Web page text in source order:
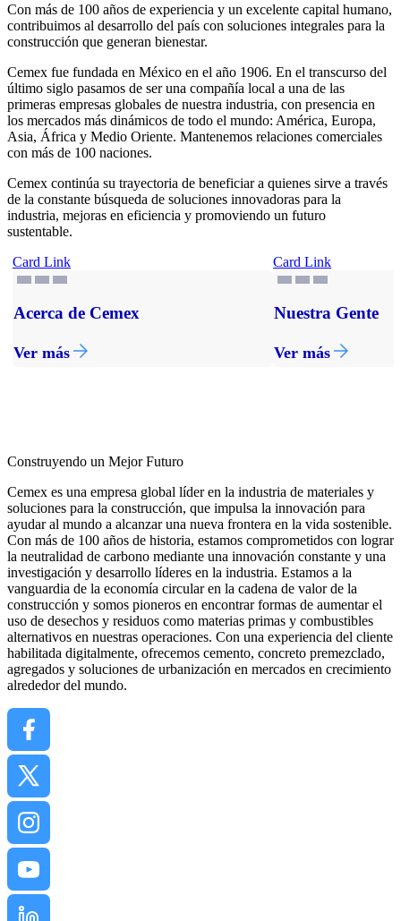
Con más de 100 años de experiencia y un excelente capital humano,
contribuimos al desarrollo del país con soluciones integrales para la
construcción que generan bienestar.
Cemex fue fundada en México en el año 1906. En el transcurso del
último siglo pasamos de ser una compañía local a una de las
primeras empresas globales de nuestra industria, con presencia en
los mercados más dinámicos de todo el mundo: América, Europa,
Asia, África y Medio Oriente. Mantenemos relaciones comerciales
con más de 100 naciones.
Cemex continúa su trayectoria de beneficiar a quienes sirve a través
de la constante búsqueda de soluciones innovadoras para la
industria, mejoras en eficiencia y promoviendo un futuro
sustentable.
Card Link
Acerca de Cemex
Ver más
Card Link
Nuestra Gente
Ver más
Construyendo un Mejor Futuro
Cemex es una empresa global líder en la industria de materiales y
soluciones para la construcción, que impulsa la innovación para
ayudar al mundo a alcanzar una nueva frontera en la vida sostenible.
Con más de 100 años de historia, estamos comprometidos con lograr
la neutralidad de carbono mediante una innovación constante y una
investigación y desarrollo líderes en la industria. Estamos a la
vanguardia de la economía circular en la cadena de valor de la
construcción y somos pioneros en encontrar formas de aumentar el
uso de desechos y residuos como materias primas y combustibles
alternativos en nuestras operaciones. Con una experiencia del cliente
habilitada digitalmente, ofrecemos cemento, concreto premezclado,
agregados y soluciones de urbanización en mercados en crecimiento
alrededor del mundo.